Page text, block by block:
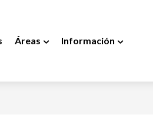
Áreas Información